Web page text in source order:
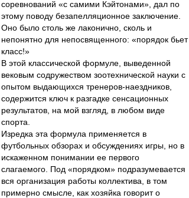
соревнований «с самими Кэйтонами», дал по
этому поводу безапелляционное заключение.
Оно было столь же лаконично, сколь и
непонятно для непосвященного: «порядок бьет
класс!»
В этой классической формуле, выведенной
вековым содружеством зоотехнической науки с
опытом выдающихся тренеров-наездников,
содержится ключ к разгадке сенсационных
результатов, на мой взгляд, в любом виде
спорта.
Изредка эта формула применяется в
футбольных обзорах и обсуждениях игры, но в
искаженном понимании ее первого
слагаемого. Под «порядком» подразумевается
вся организация работы коллектива, в том
примерно смысле, как хозяйка говорит о